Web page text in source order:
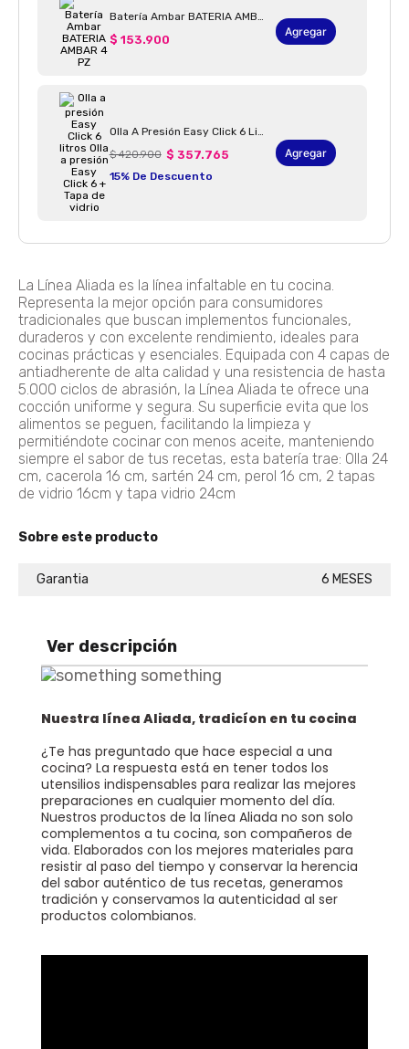
Batería Ambar BATERIA AMBAR 4 PZ
$ 153.900
Agregar
Olla A Presión Easy Click 6 Litros Olla A Presión Easy Click 6 + Tapa De Vidrio
$ 420.900 $ 357.765
15% De Descuento
Agregar
$ 298.130
30% De Descuento
BATERÍA ARTEMISA 7 PIEZAS+F374 BATERIA ANTIADHERENTE ARTEMISA
$ 229.900
Agregar
20% De Descuento
$ 215.900
Agregar
Olla A Presión Ultra Max En Aluminio Con Cierre Externo Olla A Presión ULTRA MAX UNIVERSAL 4.5 Litros
$ 208.900 $ 171.298
18% De Descuento
Agregar
La Línea Aliada es la línea infaltable en tu cocina.
Representa la mejor opción para consumidores
tradicionales que buscan implementos funcionales,
duraderos y con excelente rendimiento, ideales para
cocinas prácticas y esenciales. Equipada con 4 capas de
antiadherente de alta calidad y una resistencia de hasta
5.000 ciclos de abrasión, la Línea Aliada te ofrece una
cocción uniforme y segura. Su superficie evita que los
alimentos se peguen, facilitando la limpieza y
permitiéndote cocinar con menos aceite, manteniendo
siempre el sabor de tus recetas, esta batería trae: Olla 24
cm, cacerola 16 cm, sartén 24 cm, perol 16 cm, 2 tapas
de vidrio 16cm y tapa vidrio 24cm
Sobre este producto
Garantia 6 MESES
Ver descripción
Nuestra línea Aliada, tradicíon en tu cocina
¿Te has preguntado que hace especial a una
cocina? La respuesta está en tener todos los
utensilios indispensables para realizar las mejores
preparaciones en cualquier momento del día.
Nuestros productos de la línea Aliada no son solo
complementos a tu cocina, son compañeros de
vida. Elaborados con los mejores materiales para
resistir al paso del tiempo y conservar la herencia
del sabor auténtico de tus recetas, generamos
tradición y conservamos la autenticidad al ser
productos colombianos.